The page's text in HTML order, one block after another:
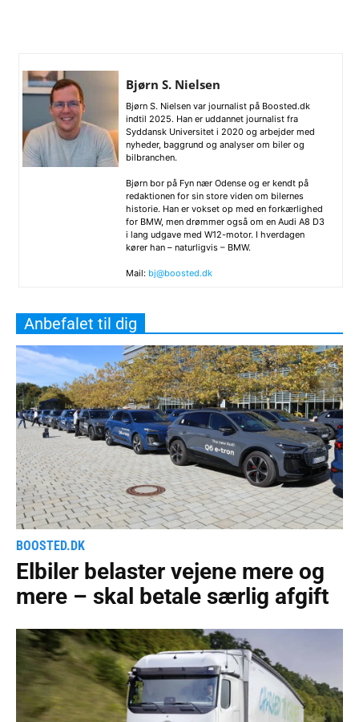
Bjørn S. Nielsen
Bjørn S. Nielsen var journalist på Boosted.dk
indtil 2025. Han er uddannet journalist fra
Syddansk Universitet i 2020 og arbejder med
nyheder, baggrund og analyser om biler og
bilbranchen.
Bjørn bor på Fyn nær Odense og er kendt på
redaktionen for sin store viden om bilernes
historie. Han er vokset op med en forkærlighed
for BMW, men drømmer også om en Audi A8 D3
i lang udgave med W12-motor. I hverdagen
kører han – naturligvis – BMW.
Mail: bj@boosted.dk